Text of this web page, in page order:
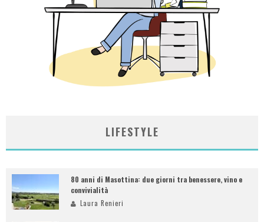
LIFESTYLE
80 anni di Masottina: due giorni tra benessere, vino e
convivialità
Laura Renieri